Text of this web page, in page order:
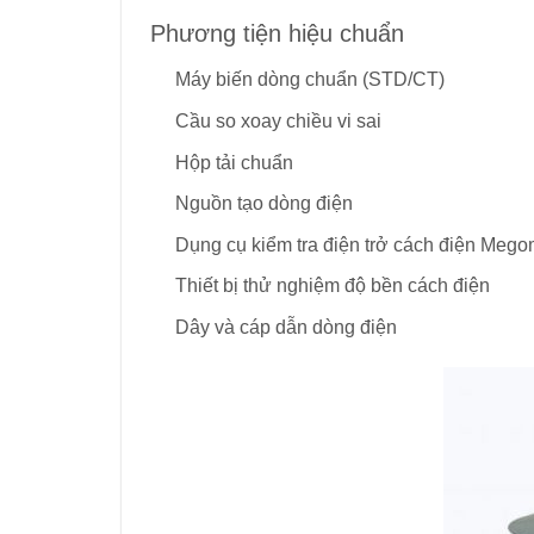
Phương tiện hiệu chuẩn
Máy biến dòng chuẩn (STD/CT)
Cầu so xoay chiều vi sai
Hộp tải chuẩn
Nguồn tạo dòng điện
Dụng cụ kiểm tra điện trở cách điện
Thiết bị thử nghiệm độ bền cách điện
Dây và cáp dẫn dòng điện